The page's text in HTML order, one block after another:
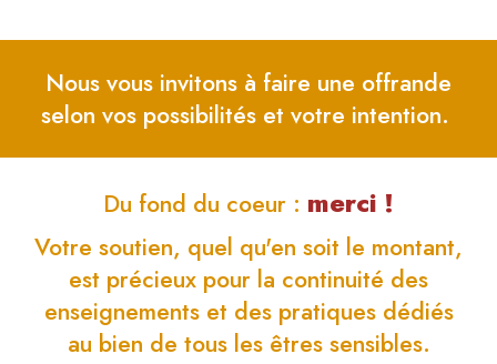
Nous vous invitons à faire une offrande
selon vos possibilités et votre intention.
Du fond du coeur : merci !
Votre soutien, quel qu'en soit le montant,
est précieux pour la continuité des
enseignements et des pratiquesdédiés
au bien de tous les êtres sensibles.